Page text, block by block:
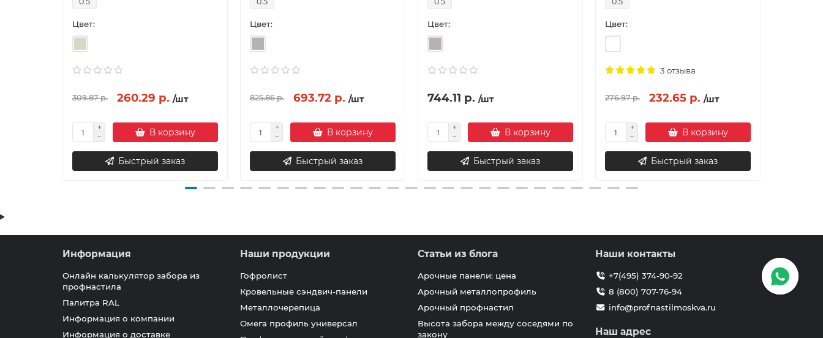
Цвет:
309.87 р. 260.29 р. /шт
В корзину
Быстрый заказ
Цвет:
825.86 р. 693.72 р. /шт
В корзину
Быстрый заказ
Цвет:
744.11 р. /шт
В корзину
Быстрый заказ
Цвет:
3 отзыва
276.97 р. 232.65 р. /шт
В корзину
Быстрый заказ
Информация
Онлайн калькулятор забора из
профнастила
Палитра RAL
Информация о компании
Информация о доставке
Наши продукции
Гофролист
Кровельные сэндвич-панели
Металлочерепица
Омега профиль универсал
Статьи из блога
Арочные панели: цена
Арочный металлопрофиль
Арочный профнастил
Высота забора между соседями по
закону
Наши контакты
+7(495) 374-90-92
8 (800) 707-76-94
info@profnastilmoskva.ru
Наш адрес